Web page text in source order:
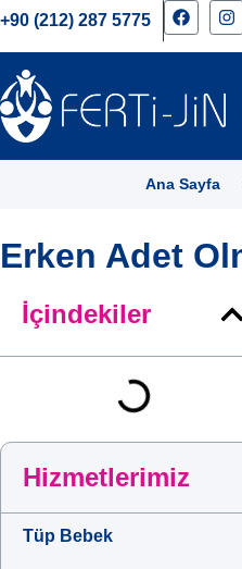
+90 (212) 287 5775
Ana Sayfa
Erken Adet
İçindekiler
Hizmetlerimiz
Tüp Bebek